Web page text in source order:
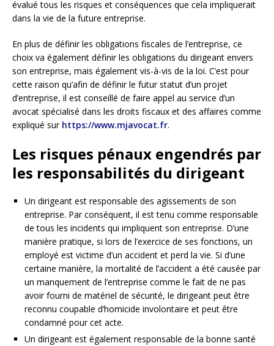
évalué tous les risques et conséquences que cela impliquerait
dans la vie de la future entreprise.
En plus de définir les obligations fiscales de l’entreprise, ce
choix va également définir les obligations du dirigeant envers
son entreprise, mais également vis-à-vis de la loi. C’est pour
cette raison qu’afin de définir le futur statut d’un projet
d’entreprise, il est conseillé de faire appel au service d’un
avocat spécialisé dans les droits fiscaux et des affaires comme
expliqué sur https://www.mjavocat.fr.
Les risques pénaux engendrés par
les responsabilités du dirigeant
Un dirigeant est responsable des agissements de son
entreprise. Par conséquent, il est tenu comme responsable
de tous les incidents qui impliquent son entreprise. D’une
manière pratique, si lors de l’exercice de ses fonctions, un
employé est victime d’un accident et perd la vie. Si d’une
certaine manière, la mortalité de l’accident a été causée par
un manquement de l’entreprise comme le fait de ne pas
avoir fourni de matériel de sécurité, le dirigeant peut être
reconnu coupable d’homicide involontaire et peut être
condamné pour cet acte.
Un dirigeant est également responsable de la bonne santé